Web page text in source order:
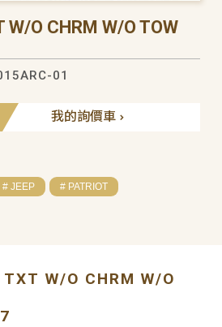
W/O CHRM W/O TOW
01
我的詢價車
# JEEP # PATRIOT
TXT W/O CHRM W/O